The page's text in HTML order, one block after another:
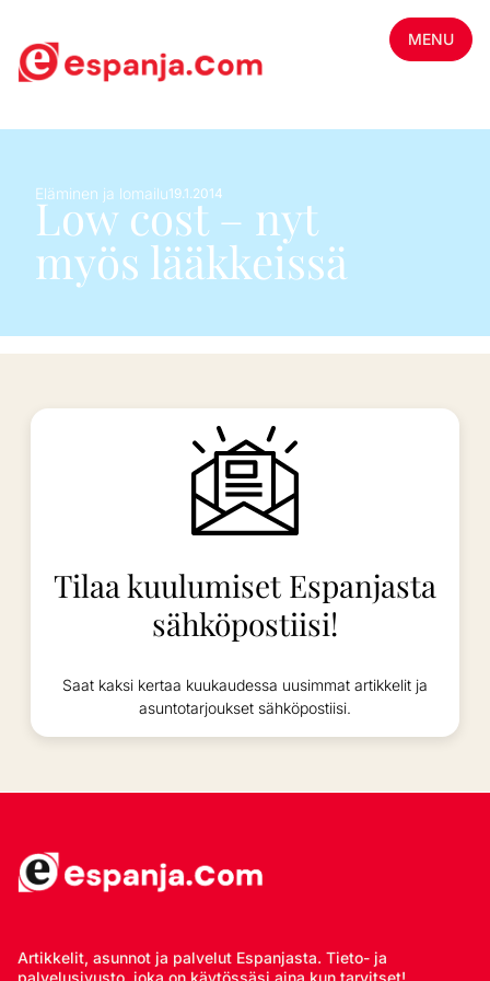
MENU
Eläminen ja lomailu19.1.2014
Low cost – nyt
myös lääkkeissä
Tilaa kuulumiset Espanjasta
sähköpostiisi!
Saat kaksi kertaa kuukaudessa uusimmat artikkelit ja
asuntotarjoukset sähköpostiisi.
Artikkelit, asunnot ja palvelut Espanjasta. Tieto- ja
palvelusivusto, joka on käytössäsi aina kun tarvitset!